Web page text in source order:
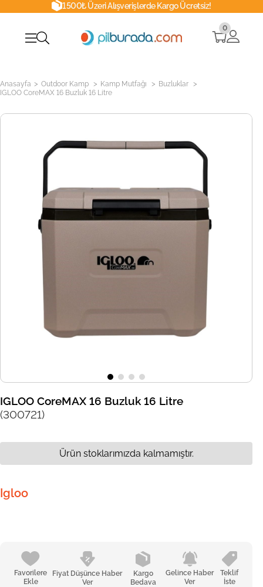
1500₺ Üzeri Alışverişlerde Kargo Ücretsiz!
0
Anasayfa > Outdoor Kamp > Kamp Mutfağı > Buzluklar >
IGLOO CoreMAX 16 Buzluk 16 Litre
IGLOO CoreMAX 16 Buzluk 16 Litre
(300721)
Igloo
Favorilere
Ekle
Fiyat Düşünce Haber
Ver
Kargo
Bedava
Gelince Haber
Ver
Teklif
İste
Ürün stoklarımızda kalmamıştır.